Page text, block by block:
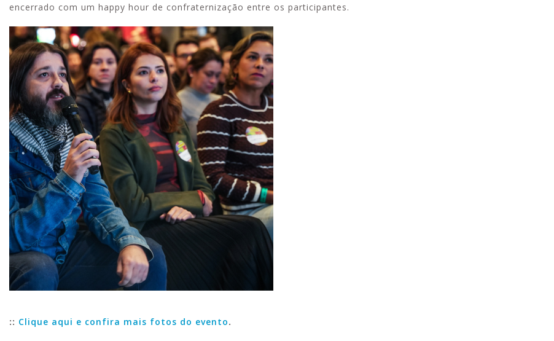
encerrado com um happy hour de confraternização entre os participantes.
:: Clique aqui e confira mais fotos do evento.